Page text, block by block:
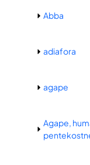
Abba
adiafora
agape
Agape,